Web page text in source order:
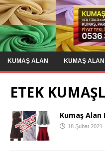
KUMAŞ ALAN KUMAŞ
ETEK
Kumaş Alan
18 Şubat 2021